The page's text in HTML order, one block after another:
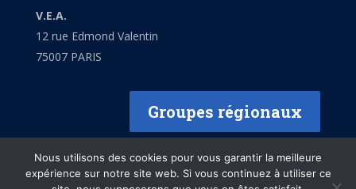
V.E.A.
12 rue Edmond Valentin
75007 PARIS
Groupes régionaux
Nous utilisons des cookies pour vous garantir la meilleure
expérience sur notre site web. Si vous continuez à utiliser ce